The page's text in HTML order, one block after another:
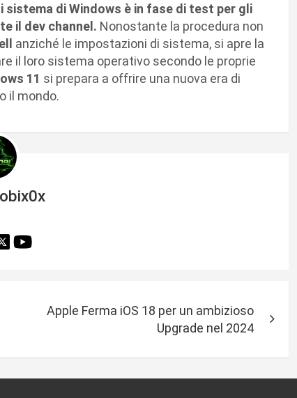
sistema di Windows è in fase di test per gli
il dev channel. Nonostante la procedura non
anziché le impostazioni di sistema, si apre la
il loro sistema operativo secondo le proprie
11 si prepara a offrire una nuova era di
il mondo.
Apple Ferma iOS 18 per un ambizioso
Upgrade nel 2024